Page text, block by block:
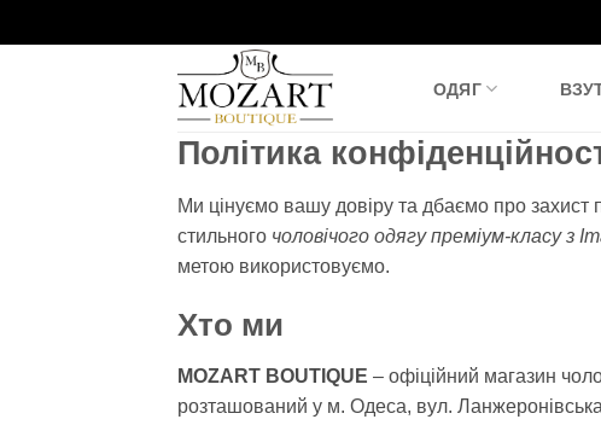
ОДЯГ
Політика
Ми цінуємо вашу довіру та дбаємо про захист
стильного чоловічого одягу преміум-класу з
метою використовуємо.
Хто ми
MOZART BOUTIQUE – офіційний магазин
розташований у м. Одеса, вул.